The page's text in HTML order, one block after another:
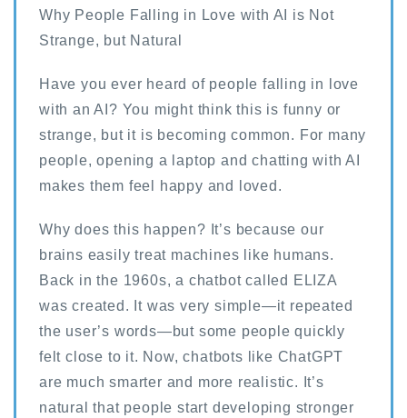
Why People Falling in Love with AI is Not
Strange, but Natural
Have you ever heard of people falling in love
with an AI? You might think this is funny or
strange, but it is becoming common. For many
people, opening a laptop and chatting with AI
makes them feel happy and loved.
Why does this happen? It’s because our
brains easily treat machines like humans.
Back in the 1960s, a chatbot called ELIZA
was created. It was very simple—it repeated
the user’s words—but some people quickly
felt close to it. Now, chatbots like ChatGPT
are much smarter and more realistic. It’s
natural that people start developing stronger